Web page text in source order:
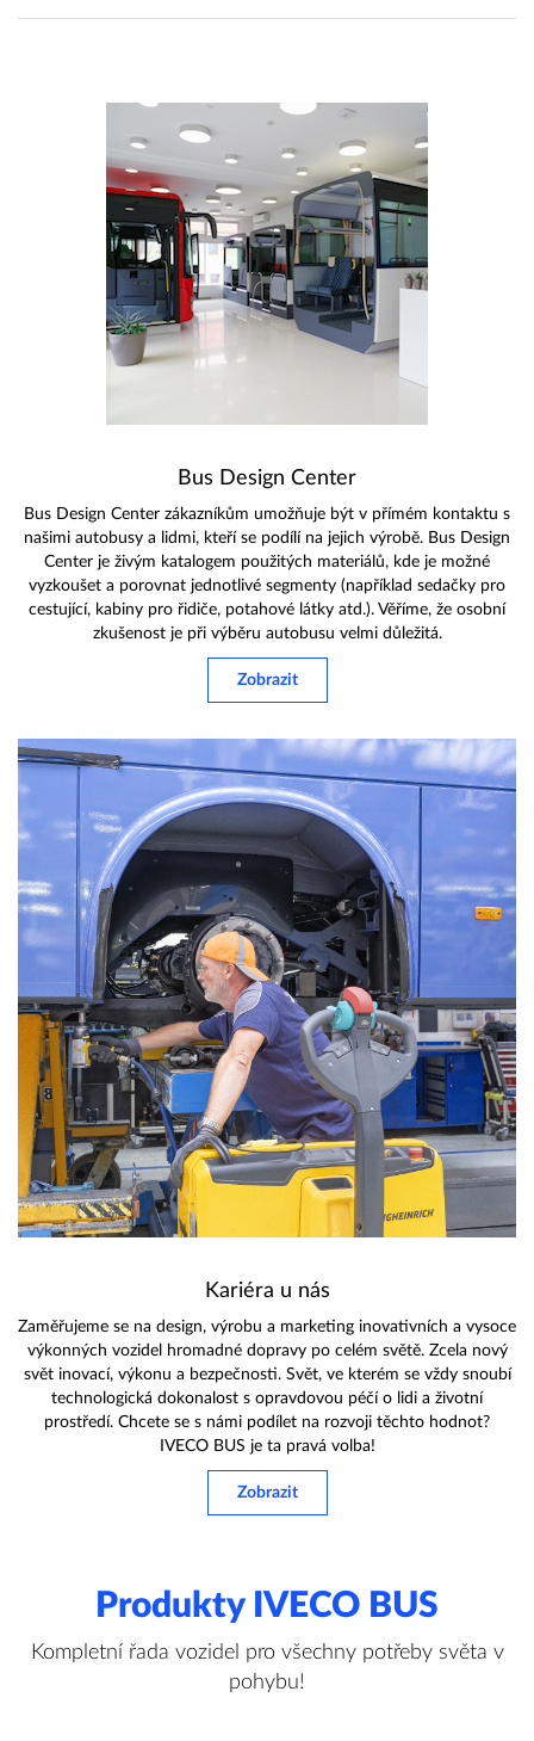
Bus Design Center
Bus Design Center zákazníkům umožňuje být v přímém kontaktu s
našimi autobusy a lidmi, kteří se podílí na jejich výrobě. Bus Design
Center je živým katalogem použitých materiálů, kde je možné
vyzkoušet a porovnat jednotlivé segmenty (například sedačky pro
cestující, kabiny pro řidiče, potahové látky atd.). Věříme, že osobní
zkušenost je při výběru autobusu velmi důležitá.
Zobrazit
Kariéra u nás
Zaměřujeme se na design, výrobu a marketing inovativních a vysoce
výkonných vozidel hromadné dopravy po celém světě. Zcela nový
svět inovací, výkonu a bezpečnosti. Svět, ve kterém se vždy snoubí
technologická dokonalost s opravdovou péčí o lidi a životní
prostředí. Chcete se s námi podílet na rozvoji těchto hodnot?
IVECO BUS je ta pravá volba!
Zobrazit
Produkty IVECO BUS
Kompletní řada vozidel pro všechny potřeby světa v
pohybu!